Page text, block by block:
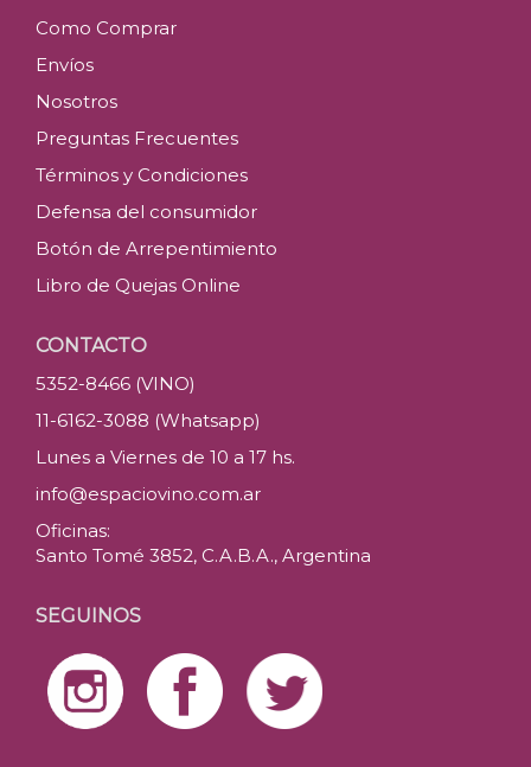
Como Comprar
Envíos
Nosotros
Preguntas Frecuentes
Términos y Condiciones
Defensa del consumidor
Botón de Arrepentimiento
Libro de Quejas Online
CONTACTO
5352-8466 (VINO)
11-6162-3088 (Whatsapp)
Lunes a Viernes de 10 a 17 hs.
info@espaciovino.com.ar
Oficinas:
Santo Tomé 3852, C.A.B.A., Argentina
SEGUINOS